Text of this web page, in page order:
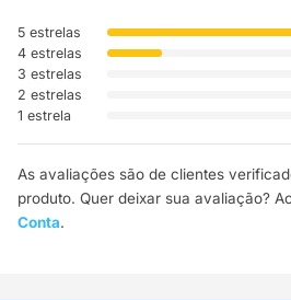
5 estrelas
4 estrelas
3 estrelas
2 estrelas
1 estrela
As avaliações são de clientes
produto. Quer deixar sua avaliação?
Conta.